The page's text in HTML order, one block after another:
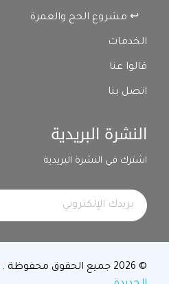
↩ مشروع الحج والعمرة
الخدمات
قالوا عنا
اتصل بنا
النشرة البريدية
اشترك في النشرة البريدية
© 2026 جميع الحقوق محفوظة .